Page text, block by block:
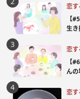
恋す
【
生き
恋す
【
んの
恋す